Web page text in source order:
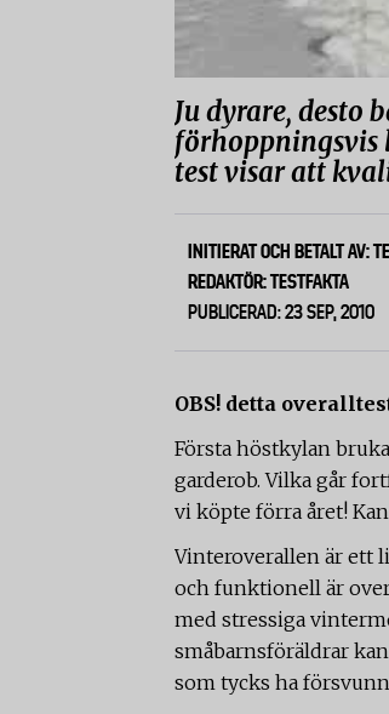
Ju dyrare, desto
förhoppningsvis
test visar att
INITIERAT OCH BETALT AV:
REDAKTÖR: TESTFAKTA
PUBLICERAD: 23 SEP, 2010
OBS! detta
Första höstkylan
garderob. Vilka går
vi köpte förra året!
Vinteroverallen är ett
och funktionell är
med stressiga
småbarnsföräldrar
som tycks ha